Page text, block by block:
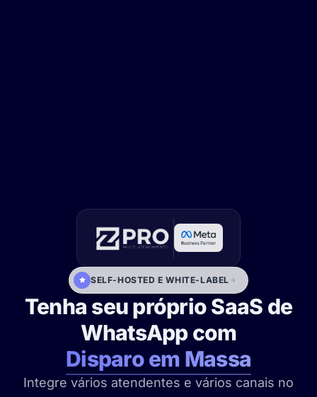
SELF-HOSTED E WHITE-LABEL
Tenha seu próprio SaaS de
WhatsApp com
Disparo em Massa
Integre vários atendentes e vários canais no